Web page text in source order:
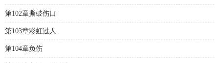
第102章撕破伤口
第103章彩虹过人
第104章负伤